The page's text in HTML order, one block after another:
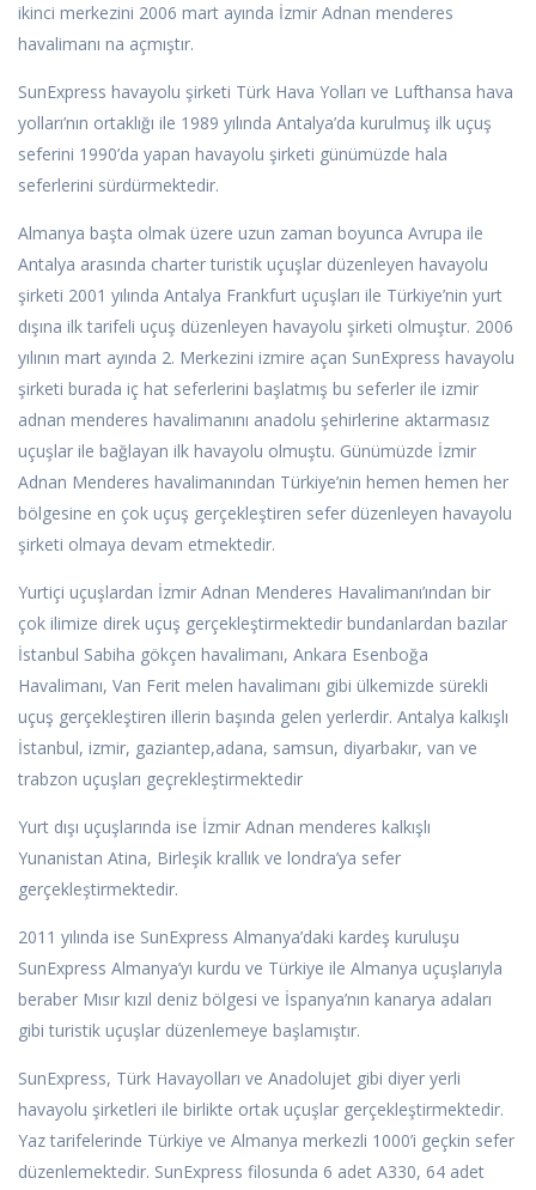
ikinci merkezini 2006 mart ayında İzmir Adnan menderes
havalimanı na açmıştır.
SunExpress havayolu şirketi Türk Hava Yolları ve Lufthansa hava
yolları’nın ortaklığı ile 1989 yılında Antalya’da kurulmuş ilk uçuş
seferini 1990’da yapan havayolu şirketi günümüzde hala
seferlerini sürdürmektedir.
Almanya başta olmak üzere uzun zaman boyunca Avrupa ile
Antalya arasında charter turistik uçuşlar düzenleyen havayolu
şirketi 2001 yılında Antalya Frankfurt uçuşları ile Türkiye’nin yurt
dışına ilk tarifeli uçuş düzenleyen havayolu şirketi olmuştur. 2006
yılının mart ayında 2. Merkezini izmire açan SunExpress havayolu
şirketi burada iç hat seferlerini başlatmış bu seferler ile izmir
adnan menderes havalimanını anadolu şehirlerine aktarmasız
uçuşlar ile bağlayan ilk havayolu olmuştu. Günümüzde İzmir
Adnan Menderes havalimanından Türkiye’nin hemen hemen her
bölgesine en çok uçuş gerçekleştiren sefer düzenleyen havayolu
şirketi olmaya devam etmektedir.
Yurtiçi uçuşlardan İzmir Adnan Menderes Havalimanı’ından bir
çok ilimize direk uçuş gerçekleştirmektedir bundanlardan bazılar
İstanbul Sabiha gökçen havalimanı, Ankara Esenboğa
Havalimanı, Van Ferit melen havalimanı gibi ülkemizde sürekli
uçuş gerçekleştiren illerin başında gelen yerlerdir. Antalya kalkışlı
İstanbul, izmir, gaziantep,adana, samsun, diyarbakır, van ve
trabzon uçuşları geçrekleştirmektedir
Yurt dışı uçuşlarında ise İzmir Adnan menderes kalkışlı
Yunanistan Atina, Birleşik krallık ve londra’ya sefer
gerçekleştirmektedir.
2011 yılında ise SunExpress Almanya’daki kardeş kuruluşu
SunExpress Almanya’yı kurdu ve Türkiye ile Almanya uçuşlarıyla
beraber Mısır kızıl deniz bölgesi ve İspanya’nın kanarya adaları
gibi turistik uçuşlar düzenlemeye başlamıştır.
SunExpress, Türk Havayolları ve Anadolujet gibi diyer yerli
havayolu şirketleri ile birlikte ortak uçuşlar gerçekleştirmektedir.
Yaz tarifelerinde Türkiye ve Almanya merkezli 1000’i geçkin sefer
düzenlemektedir. SunExpress filosunda 6 adet A330, 64 adet